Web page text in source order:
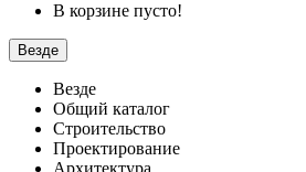
В корзине пусто!
Везде
Везде
Общий каталог
Строительство
Проектирование
Архитектура